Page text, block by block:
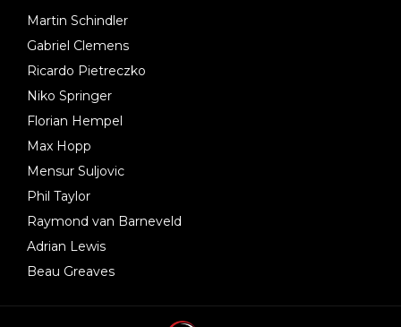
Martin Schindler
Gabriel Clemens
Ricardo Pietreczko
Niko Springer
Florian Hempel
Max Hopp
Mensur Suljovic
Phil Taylor
Raymond van Barneveld
Adrian Lewis
Beau Greaves